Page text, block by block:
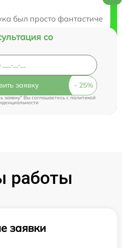
был просто
со
заявку
заявку" Вы соглашаетесь cполитикой
работы
заявки